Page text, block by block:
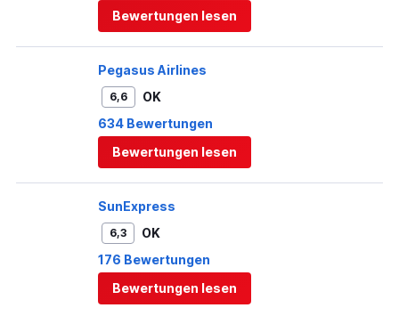
Bewertungen lesen
Pegasus Airlines
6,6
OK
634 Bewertungen
Bewertungen lesen
SunExpress
6,3
OK
176 Bewertungen
Bewertungen lesen